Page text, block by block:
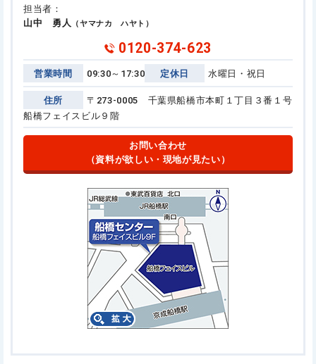
担当者：
山中 勇人
（ヤマナカ ハヤト）
0120-374-623
営業時間 09:30～17:30 定休日 水曜日・祝日
住所
〒273-0005 千葉県船橋市本町１丁目３番１号
船橋フェイスビル９階
お問い合わせ
（資料が欲しい・現地が見たい）